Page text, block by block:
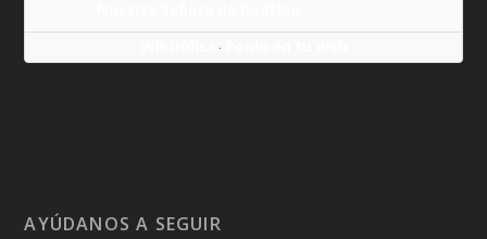
·
AYÚDANOS A SEGUIR